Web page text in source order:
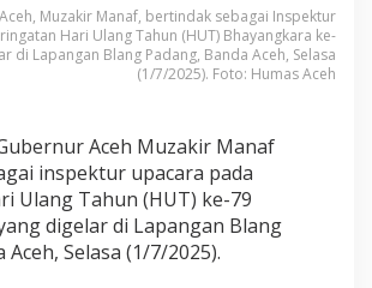
Muzakir Manaf, bertindak sebagai Inspektur
Hari Ulang Tahun (HUT) Bhayangkara ke-
di Lapangan Blang Padang, Banda Aceh, Selasa
(1/7/2025). Foto: Humas Aceh
Aceh Muzakir Manaf
inspektur upacara pada
Ulang Tahun (HUT) ke-79
digelar di Lapangan Blang
Aceh, Selasa (1/7/2025).